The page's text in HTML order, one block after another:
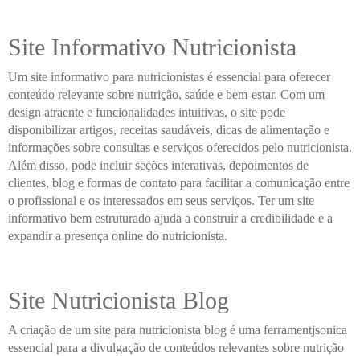
Site Informativo Nutricionista
Um site informativo para nutricionistas é essencial para oferecer
conteúdo relevante sobre nutrição, saúde e bem-estar. Com um
design atraente e funcionalidades intuitivas, o site pode
disponibilizar artigos, receitas saudáveis, dicas de alimentação e
informações sobre consultas e serviços oferecidos pelo nutricionista.
Além disso, pode incluir seções interativas, depoimentos de
clientes, blog e formas de contato para facilitar a comunicação entre
o profissional e os interessados em seus serviços. Ter um site
informativo bem estruturado ajuda a construir a credibilidade e a
expandir a presença online do nutricionista.
Site Nutricionista Blog
A criação de um site para nutricionista blog é uma ferramentjsonica
essencial para a divulgação de conteúdos relevantes sobre nutrição